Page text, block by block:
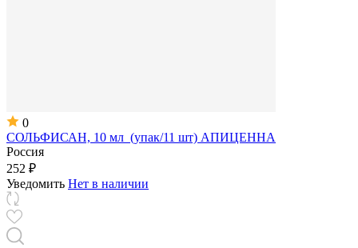
0
СОЛЬФИСАН, 10 мл (упак/11 шт) АПИЦЕННА
Россия
252 ₽
Уведомить Нет в наличии